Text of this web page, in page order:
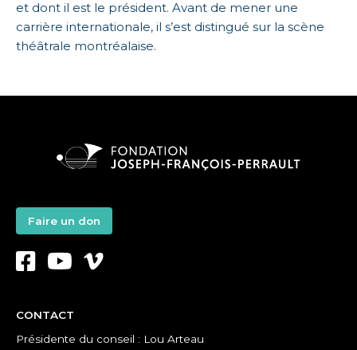
et dont il est le président. Avant de mener une
carrière internationale, il s’est distingué sur la scène
théâtrale montréalaise.
Faire un don
CONTACT
Présidente du conseil : Lou Arteau